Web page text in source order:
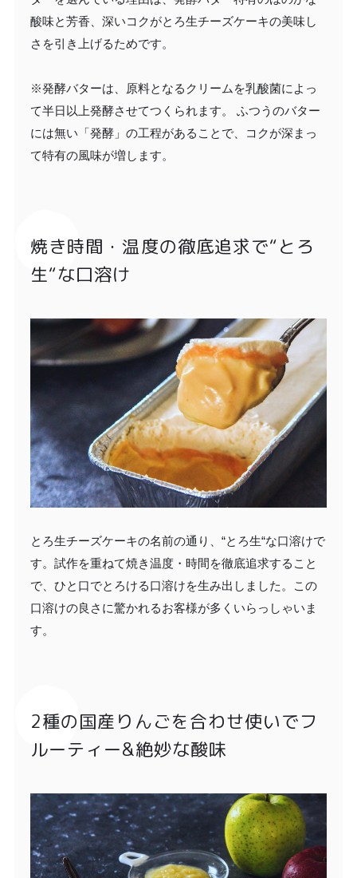
酸味と芳香、深いコクがとろ生チーズケーキの美味し
さを引き上げるためです。
※発酵バターは、原料となるクリームを乳酸菌によっ
て半日以上発酵させてつくられます。 ふつうのバター
には無い「発酵」の工程があることで、コクが深まっ
て特有の風味が増します。
焼き時間・温度の徹底追求で“とろ
生“な口溶け
とろ生チーズケーキの名前の通り、“とろ生“な口溶けで
す。試作を重ねて焼き温度・時間を徹底追求すること
で、ひと口でとろける口溶けを生み出しました。この
口溶けの良さに驚かれるお客様が多くいらっしゃいま
す。
2種の国産りんごを合わせ使いでフ
ルーティー&絶妙な酸味